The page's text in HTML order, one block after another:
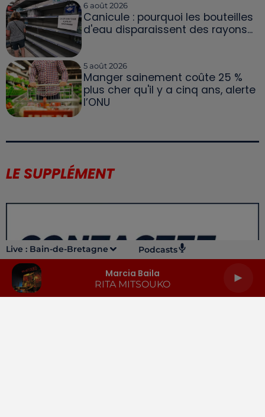
Live : Bain-de-Bretagne Podcasts
Marcia Baila
RITA MITSOUKO
6 août 2026
Canicule : pourquoi les bouteilles
d'eau disparaissent des rayons...
5 août 2026
Manger sainement coûte 25 %
plus cher qu'il y a cinq ans, alerte
l’ONU
LE SUPPLÉMENT